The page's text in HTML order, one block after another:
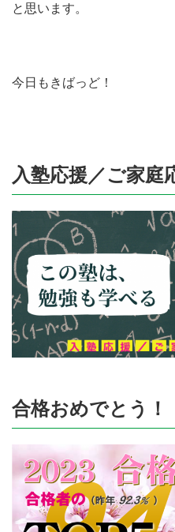
と思います。
今日もきばっど！
入塾応援／ご家庭
合格おめでとう！